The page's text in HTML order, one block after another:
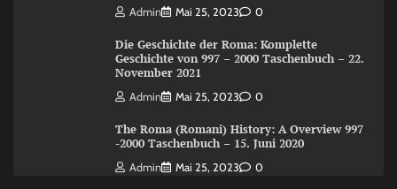
Admin Mai 25, 2023 0
Die Geschichte der Roma: Komplette
Geschichte von 997 – 2000 Taschenbuch – 22.
November 2021
Admin Mai 25, 2023 0
The Roma (Romani) History: A Overview 997
-2000 Taschenbuch – 15. Juni 2020
Admin Mai 25, 2023 0